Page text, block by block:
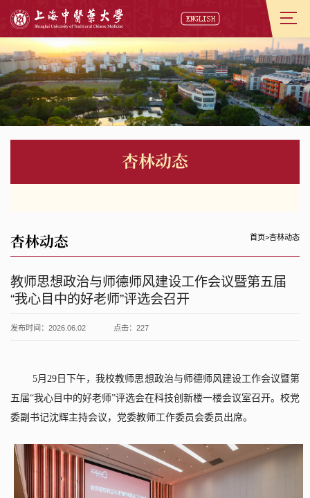
杏林动态
杏林动态 首页>杏林动态
教师思想政治与师德师风建设工作会议暨第五届
“我心目中的好老师”评选会召开
发布时间：2026.06.02 点击： 227
5月29 日下午，我校教师思想政治与师德师风建设工作会议暨第
五届“我心目中的好老师”评选会在科技创新楼一楼会议室召开。校党
委副书记沈辉主持会议，党委教师工作委员会委员出席。